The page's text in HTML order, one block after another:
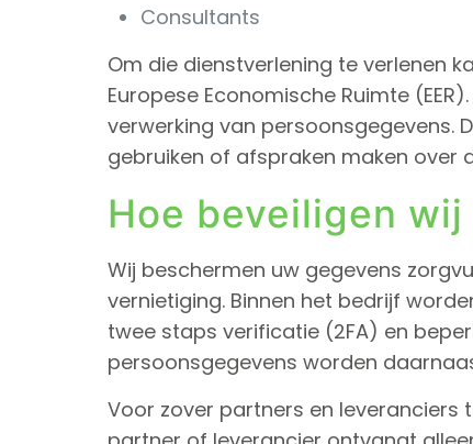
Consultants
Om die dienstverlening te verlenen
Europese Economische Ruimte
verwerking van persoonsgegevens.
gebruiken of afspraken maken over
Hoe beveiligen
Wij beschermen uw gegevens
vernietiging. Binnen het bedrijf
twee staps verificatie (2FA) en
persoonsgegevens worden
Voor zover partners en